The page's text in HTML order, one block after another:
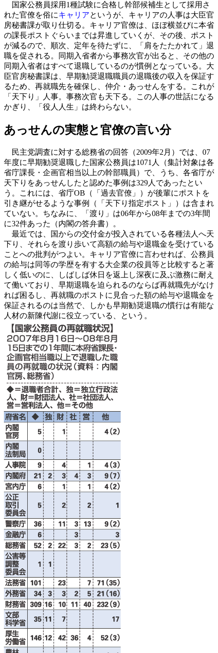
国家公務員採用1種試験に合格し幹部候補生として採用さ
れた官僚を俗にキャリアというが、キャリアの人事は大臣官
房秘書課が取り仕切る。キャリア官僚は、ほぼ横並びに本省
の課長ポストぐらいまでは昇進していくが、その後、ポスト
が減るので、順次、定年を待たずに、「肩をたたかれて」退
職を促される。同期入省者から事務次官が出ると、その他の
同期入省者はすべて退職しているのが慣例となっている。大
臣官房秘書課は、早期勧奨退職職員の退職後の収入を保証す
るため、再就職先を確保し、仲介・あっせんをする。これが
「天下り」人事。事務次官も天下る。この人事の世話になる
かぎり、「役人人生」は終わらない。
あっせんの実態と官僚の言い分
民主党調査に対する総務省の回答（2009年2月）では、07
年度に早期勧奨退職した国家公務員は1071人（集計対象は各
省庁課長・企画官相当以上の幹部職員）で、うち、各省庁が
天下りをあっせんしたと認めた事例は329人であったとい
う。これには、省庁OB（「過去官僚」）が後輩にポストを
引き継がせるような事例（「天下り指定ポスト」）は含まれ
ていない。ちなみに、「渡り」は06年から08年までの3年間
に32件あった（内閣の答弁書）。
最近では、国からの交付金が投入されている各種法人へ天
下り、それらを渡り歩いて高額の給与や退職金を受けている
ことへの批判がつよい。キャリア官僚に言わせれば、公務員
の給与は同等の学歴を有する大企業の役員等と比較すると著
しく低いのに、しばしば休日を返上し深夜に及ぶ激務に耐え
て働いており、早期退職を迫られるのならば再就職先がなけ
れば困るし、再就職のポストに見合った額の給与や退職金を
保証されるのは当然で、しかも早期勧奨退職の慣行は有能な
人材の新陳代謝に役立っている、という。